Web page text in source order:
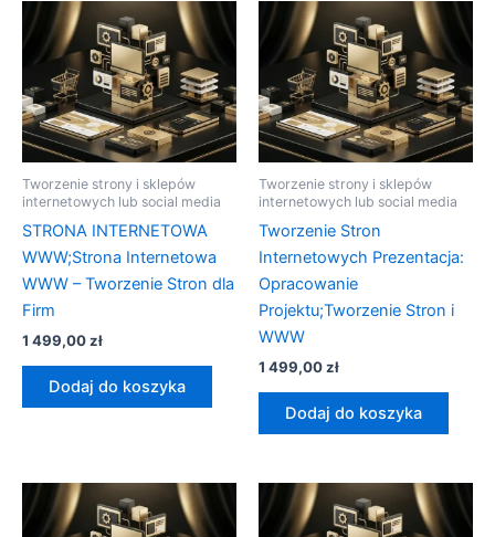
Tworzenie strony i sklepów
internetowych lub social media
STRONA INTERNETOWA
WWW;Strona Internetowa
WWW – Tworzenie Stron dla
Firm
1 499,00zł
Dodaj do koszyka
Tworzenie strony i sklepów
internetowych lub social media
Tworzenie Stron
Internetowych Prezentacja:
Opracowanie
Projektu;Tworzenie Stron i
WWW
1 499,00zł
Dodaj do koszyka